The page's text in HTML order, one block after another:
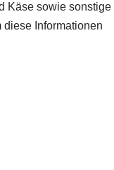
Käse sowie sonstige
Informationen